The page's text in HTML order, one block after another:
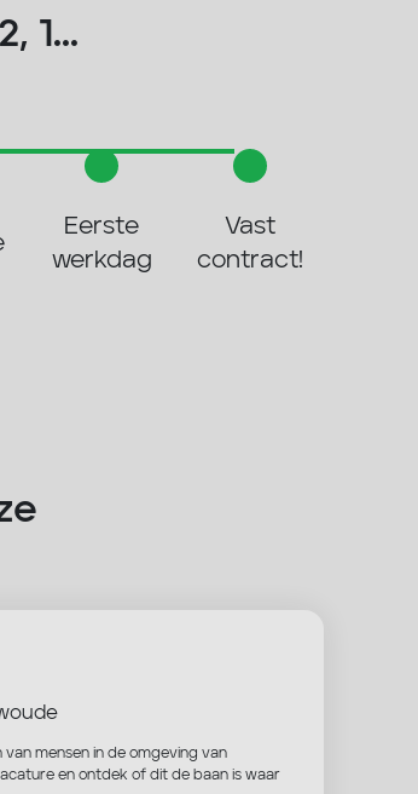
1...
Eerste
werkdag
Vast
contract!
mensen in de omgeving van
en ontdek of dit de baan is waar